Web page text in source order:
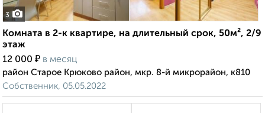
3
Комната в 2-к квартире, на длительный срок, 50м², 2/9
этаж
12 000 ₽ в месяц
район Старое Крюково район, мкр. 8-й микрорайон, к810
Собственник, 05.05.2022